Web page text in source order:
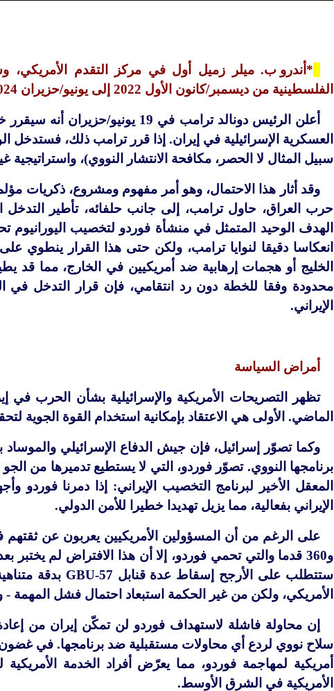
*أندرو ب. ميلر زميل أول في مركز التقدم الأمريكي،
الفلسطينية من ديسمبر/كانون الأول 2022 إلى يونيو/حزيران 2024.
أعلن الرئيس دونالد ترامب في 19
العسكرية الإسرائيلية في إيران. إذا قرر ترامب ذلك،
سبيل المثال لا الحصر، مكافحة الانتشار النووي)،
وقد أثار هذا الاحتمال، وهو أمر مفهوم ومشروع، ذكريات
حرب العراق، حاول ترامب، إلى جانب حلفائه، تأطير
الهدف الوحيد المتمثل في منشأة فوردو لتخصيب اليورانيوم
انعكاسا دقيقا لنوايا ترامب، ولكن حتى هذا القرار
الخليج أو هجمات إرهابية ضد أمريكيين في الخارج، مما قد
محدودة وفقا للخطة دون رد انتقامي، فإن قرار التدخل في
الإيراني.
أمراض السياسة
تظهر التصريحات الأمريكية والإسرائيلية بشأن الحرب في
الماضي. الأولى هي الاعتقاد بإمكانية استخدام القوة الجوية
وكما تصوّر إسرائيل، فإن جيش الدفاع الإسرائيلي
المعقل الأخير لبرنامج التخصيب الإيراني: إذا دمرنا فوردو
الإيراني بفعالية، مما يزيل تهديدا خطيرا للأمن الدولي.
على الرغم من أن المسؤولين الأمريكيين يعربون عن ثقتهم
و360 قدما والتي تحمي فوردو، إلا أن هذا الافتراض لم
ستتطلب على الأرجح إسقاط عدة قنابل GBU-57 بدقة
الأمريكي، ولكن من غير الحكمة استبعاد احتمال فشل المهمة
إن محاولة فاشلة لاستهداف فوردو لن تمكّن إيران من
سلاح نووي لردع أي محاولات مستقبلية ضد برنامجها. في
أمريكية لمهاجمة فوردو، مما يعرّض أفراد الخدمة
الأمريكية في الشرق الأوسط.